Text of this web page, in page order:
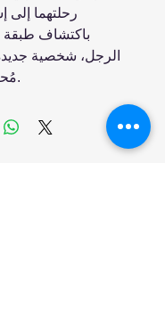
رحلتهما إلى
باكتشاف طبقة
الرجل، شخصية
مُحبة، ومغرمة بها.